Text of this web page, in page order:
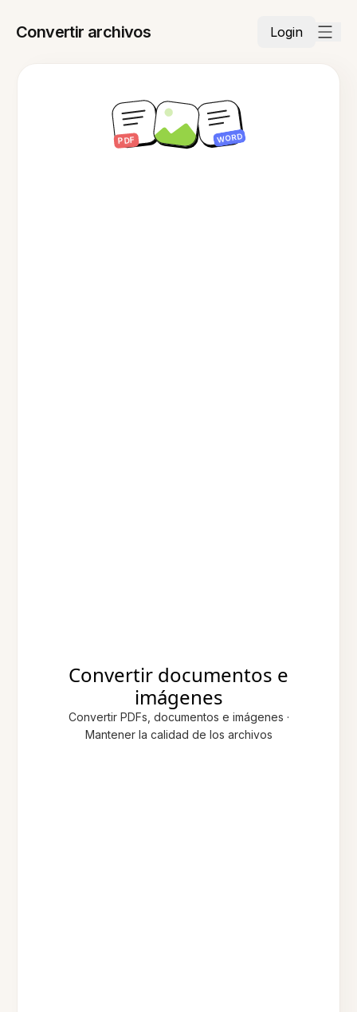
Convertir archivos Login
Convertir documentos e
imágenes
Convertir PDFs, documentos e imágenes ·
Mantener la calidad de los archivos